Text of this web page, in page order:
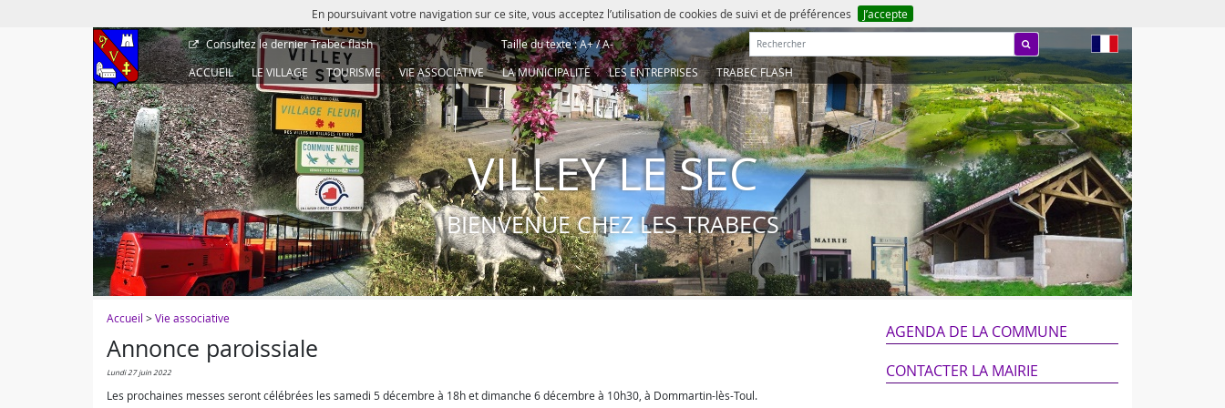
En poursuivant votre navigation sur ce site, vous acceptez l’utilisation de cookies de suivi et de préférences J’accepte
Consultez le dernierTrabec flash Taille du texte :A+/A- Rechercher :
ACCUEIL
LE VILLAGE TOURISME VIE ASSOCIATIVE LA MUNICIPALITÉ LES ENTREPRISES TRABEC FLASH
VILLEY LE SEC
BIENVENUE CHEZ LES TRABECS
Accueil >Vie associative
Annonce paroissiale
lundi 27 juin 2022
Les prochaines messes seront célébrées les samedi 5 décembre à 18h et dimanche 6 décembre à 10h30, à Dommartin-lès-Toul.
AGENDA DE LA COMMUNE
CONTACTER LA MAIRIE